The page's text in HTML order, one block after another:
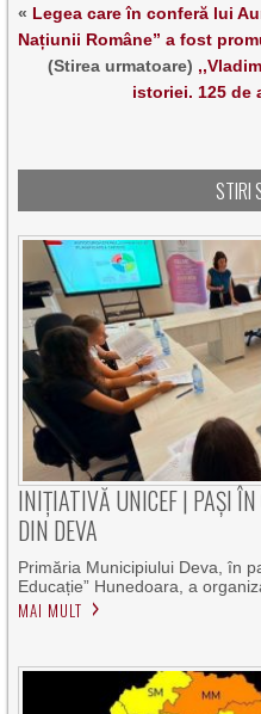
« Legea care în conferă lui
Națiunii Române” a fost
(Stirea urmatoare)
istoriei. 125 de
STIRI
INIȚIATIVĂ UNICEF | PAȘI
DIN DEVA
Primăria Municipiului Deva, în
Educație” Hunedoara, a
MAI MULT